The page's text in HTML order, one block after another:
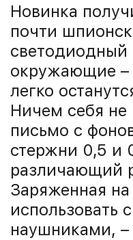
Новинка
почти
светодиодный
окружающие –
легко
Ничем себя не
письмо с
стержни 0,5 и
различающий
Заряженная
использовать
наушниками, –